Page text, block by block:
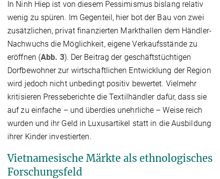
In Ninh Hiep ist von diesem Pessimismus bislang relativ
wenig zu spüren. Im Gegenteil, hier bot der Bau von zwei
zusätzlichen, privat finanzierten Markthallen dem Händler-
Nachwuchs die Möglichkeit, eigene Verkaufsstände zu
eröffnen (Abb. 3). Der Beitrag der geschäftstüchtigen
Dorfbewohner zur wirtschaftlichen Entwicklung der Region
wird jedoch nicht unbedingt positiv bewertet. Vielmehr
kritisieren Presseberichte die Textilhändler dafür, dass sie
auf zu einfache – und überdies unehrliche – Weise reich
wurden und ihr Geld in Luxusartikel statt in die Ausbildung
ihrer Kinder investierten.
Vietnamesische Märkte als ethnologisches
Forschungsfeld